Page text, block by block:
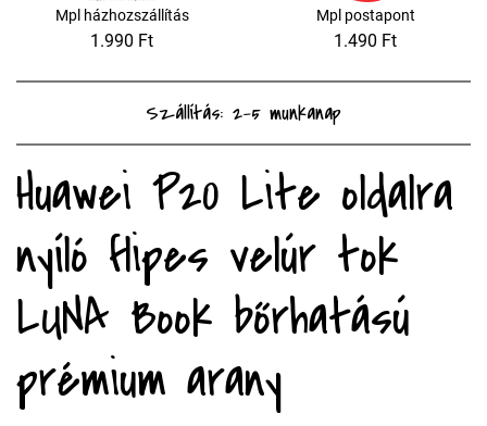
Mpl házhozszállítás
1.990 Ft
Mpl postapont
1.490 Ft
Szállítás: 2-5 munkanap
Huawei P20 Lite oldalra
nyíló flipes velúr tok
LUNA Book bőrhatású
prémium arany